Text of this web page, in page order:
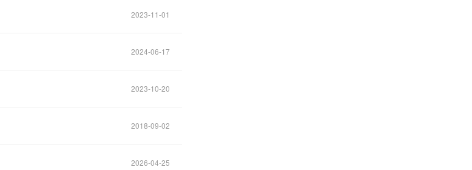
2023-11-01
2024-06-17
2023-10-20
2018-09-02
2026-04-25